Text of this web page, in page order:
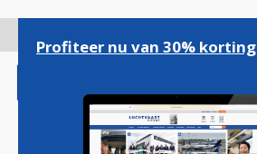
gaan
Profiteer nu van 30% korting